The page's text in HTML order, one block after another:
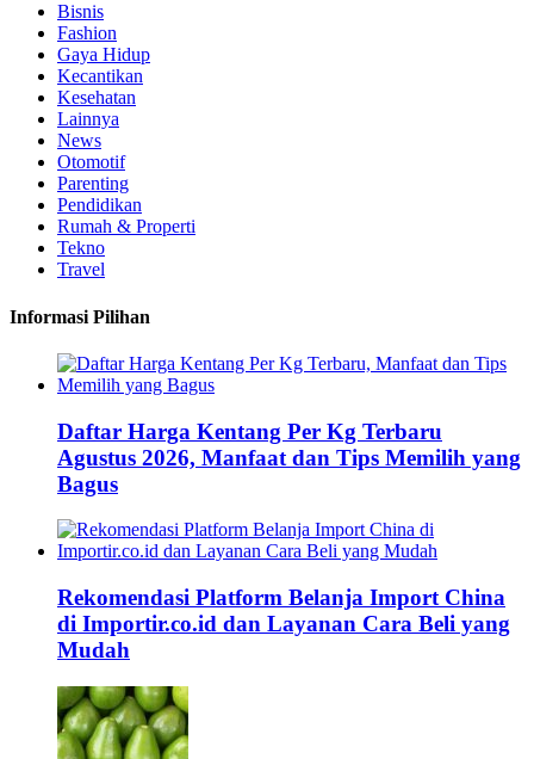
Bisnis
Fashion
Gaya Hidup
Kecantikan
Kesehatan
Lainnya
News
Otomotif
Parenting
Pendidikan
Rumah & Properti
Tekno
Travel
Informasi Pilihan
Daftar Harga Kentang Per Kg Terbaru
Agustus 2026, Manfaat dan Tips Memilih yang
Bagus
Rekomendasi Platform Belanja Import China
di Importir.co.id dan Layanan Cara Beli yang
Mudah